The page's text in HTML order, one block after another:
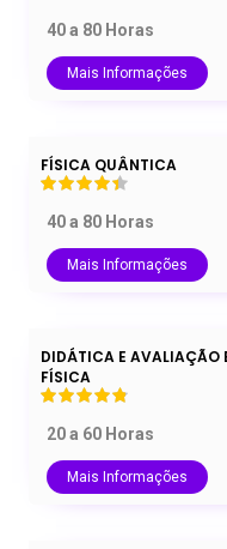
40 a 80 Horas
Mais Informações
FÍSICA QUÂNTICA
40 a 80 Horas
Mais Informações
DIDÁTICA E AVALIAÇÃO
FÍSICA
20 a 60 Horas
Mais Informações